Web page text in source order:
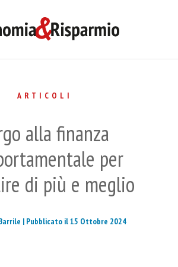
ARTICOLI
alla finanza
per
di più e meglio
| Pubblicato il 15 Ottobre 2024